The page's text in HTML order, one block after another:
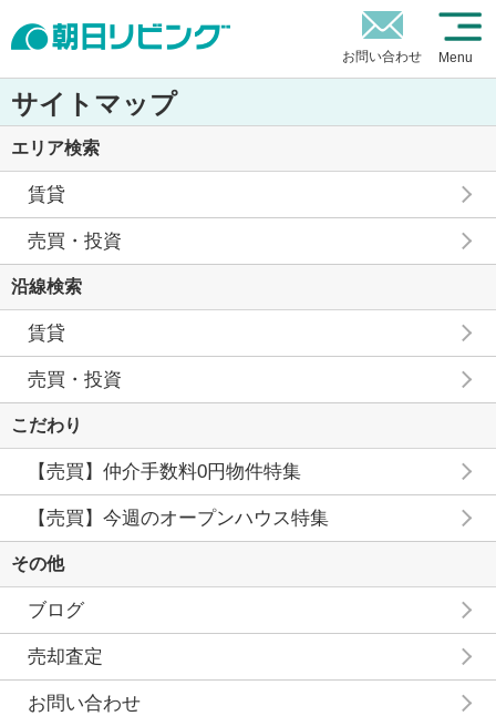
お問い合わせ Menu
サイトマップ
エリア検索
賃貸
売買・投資
沿線検索
賃貸
売買・投資
こだわり
【売買】仲介手数料0円物件特集
【売買】今週のオープンハウス特集
その他
ブログ
売却査定
お問い合わせ